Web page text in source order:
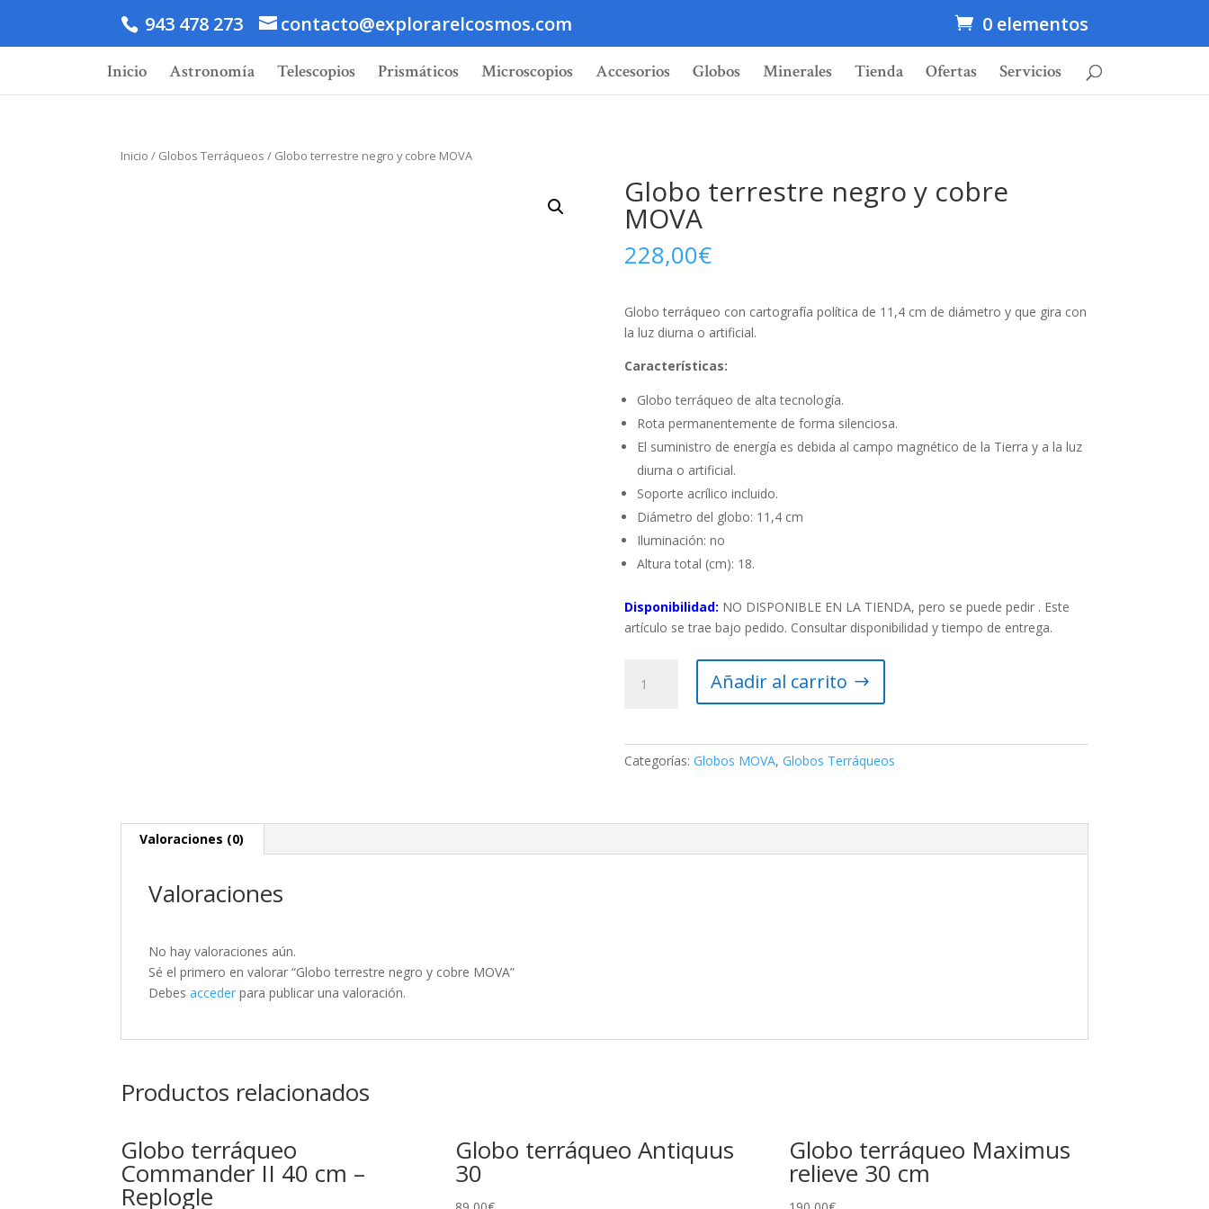
943 478 273 contacto@explorarelcosmos.com 0 elementos
Inicio Astronomía Telescopios Prismáticos Microscopios Accesorios Globos Minerales Tienda Ofertas Servicios
Inicio / Globos Terráqueos / Globo terrestre negro y cobre MOVA
Globo terrestre negro y cobre
MOVA
228,00€
Globo terráqueo con cartografía política de 11,4 cm de diámetro y que gira con
la luz diurna o artificial.
Características:
Globo terráqueo de alta tecnología.
Rota permanentemente de forma silenciosa.
El suministro de energía es debida al campo magnético de la Tierra y a la luz
diurna o artificial.
Soporte acrílico incluido.
Diámetro del globo: 11,4 cm
Iluminación: no
Altura total (cm): 18.
Disponibilidad: NO DISPONIBLE EN LA TIENDA, pero se puede pedir . Este
artículo se trae bajo pedido. Consultar disponibilidad y tiempo de entrega.
terrestre
MOVA
Añadir al carrito
Categorías: Globos MOVA, Globos Terráqueos
Valoraciones (0)
Valoraciones
No hay valoraciones aún.
Sé el primero en valorar “Globo terrestre negro y cobre MOVA”
Debesacceder para publicar una valoración.
Productos relacionados
Globo terráqueo
Commander II 40 cm –
Replogle
Globo terráqueo Antiquus
30
Globo terráqueo Maximus
relieve 30 cm